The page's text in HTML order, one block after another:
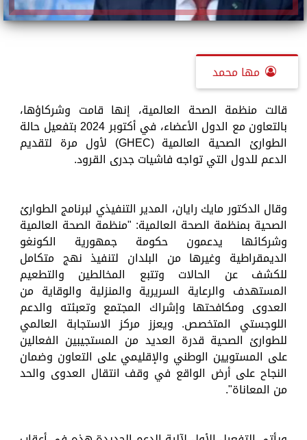
مها محمد
قالت منظمة الصحة العالمية، إنها قامت وشركاؤها،
بالتعاون مع الدول الأعضاء، في أكتوبر 2024 بتفعيل حالة
الطوارئ الصحية العالمية (GHEC) لأول مرة لتقديم
الدعم للدول التي تواجه فاشيات جدرى القرود.
وقال الدكتور مايك رايان، المدير التنفيذي لبرنامج الطوارئ
الصحية بمنظمة الصحة العالمية: "منظمة الصحة العالمية
وشركائها يدعمون حكومة جمهورية الكونغو
الديمقراطية وغيرها من البلدان لتنفيذ نهج متكامل
للكشف عن الحالات وتتبع المخالطين والتطعيم
المستهدف والرعاية السريرية والمنزلية والوقاية من
العدوى ومكافحتها وإشراك المجتمع وتعبئته والدعم
اللوجستي المتخصص. ويعزز مركز الاستجابة العالمي
للطوارئ الصحية قدرة العديد من المستجيبين الفعالين
على المستويين الوطني والإقليمي على التعاون وضمان
النجاح على أرض الواقع في وقف انتقال العدوى والحد
من المعاناة".